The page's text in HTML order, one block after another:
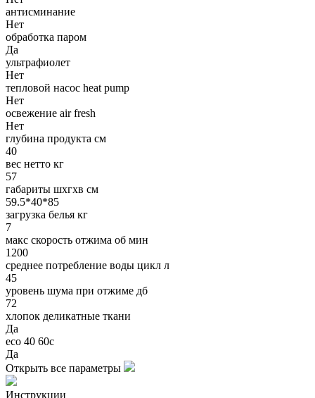
антисминание
Нет
обработка паром
Да
ультрафиолет
Нет
тепловой насос heat pump
Нет
освежение air fresh
Нет
глубина продукта см
40
вес нетто кг
57
габариты шхгхв см
59.5*40*85
загрузка белья кг
7
макс скорость отжима об мин
1200
среднее потребление воды цикл л
45
уровень шума при отжиме дб
72
хлопок деликатные ткани
Да
eco 40 60с
Да
Открыть все параметры
Инструкции